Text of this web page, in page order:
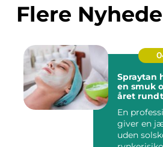
Flere
Spraytan
en smuk
året rundt
En
giver en
uden